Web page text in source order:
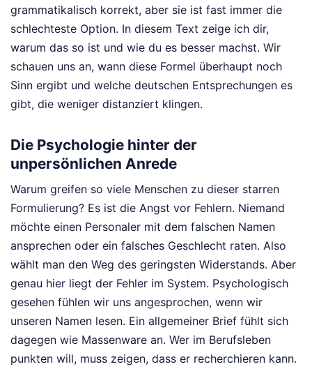
grammatikalisch korrekt, aber sie ist fast immer die
schlechteste Option. In diesem Text zeige ich dir,
warum das so ist und wie du es besser machst. Wir
schauen uns an, wann diese Formel überhaupt noch
Sinn ergibt und welche deutschen Entsprechungen es
gibt, die weniger distanziert klingen.
Die Psychologie hinter der
unpersönlichen Anrede
Warum greifen so viele Menschen zu dieser starren
Formulierung? Es ist die Angst vor Fehlern. Niemand
möchte einen Personaler mit dem falschen Namen
ansprechen oder ein falsches Geschlecht raten. Also
wählt man den Weg des geringsten Widerstands. Aber
genau hier liegt der Fehler im System. Psychologisch
gesehen fühlen wir uns angesprochen, wenn wir
unseren Namen lesen. Ein allgemeiner Brief fühlt sich
dagegen wie Massenware an. Wer im Berufsleben
punkten will, muss zeigen, dass er recherchieren kann.